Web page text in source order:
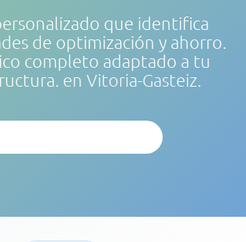
que identifica
de optimización y ahorro.
completo adaptado a tu
en Vitoria-Gasteiz.